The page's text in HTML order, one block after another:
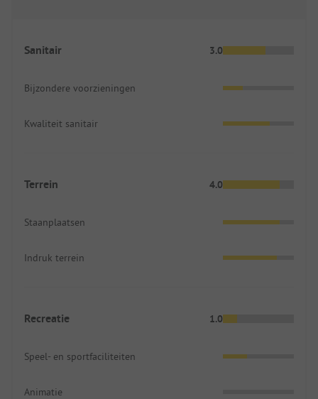
Sanitair 3.0
Bijzondere voorzieningen
Kwaliteit sanitair
Terrein 4.0
Staanplaatsen
Indruk terrein
Recreatie 1.0
Speel- en sportfaciliteiten
Animatie